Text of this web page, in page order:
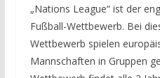
„Nations League“ ist der
Fußball-Wettbewerb. Bei
Wettbewerb spielen
Mannschaften in Gruppen